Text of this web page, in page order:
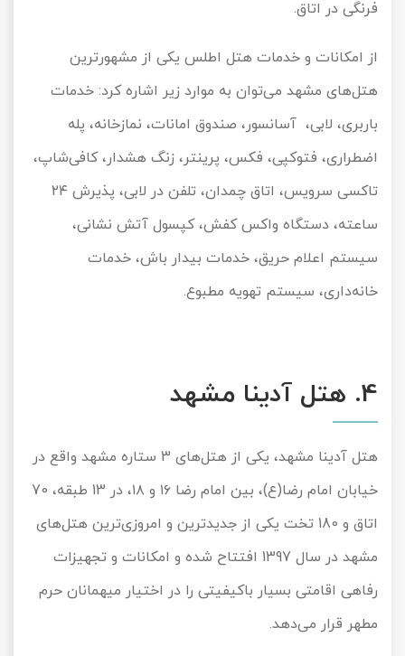
فرنگی در اتاق.
از امکانات و خدمات هتل اطلس یکی از مشهورترین
هتل‌های مشهد می‌توان به موارد زیر اشاره کرد: خدمات
باربری، لابی، آسانسور، صندوق امانات، نمازخانه، پله
اضطراری، فتوکپی، فکس، پرینتر، زنگ هشدار، کافیشاپ،
تاکسی سرویس، اتاق چمدان، تلفن در لابی، پذیرش ۲۴
ساعته، دستگاه واکس کفش، کپسول آتش نشانی،
سیستم اعلام حریق، خدمات بیدار باش، خدمات
خانه‌داری، سیستم تهویه مطبوع.
4. هتل آدینا مشهد
هتل آدینا مشهد، یکی از هتل‌های 3 ستاره مشهد واقع در
خیابان امام رضا(ع)، بین امام رضا ۱۶ و ۱۸، در
13 طبقه، 70
اتاق و 180 تخت یکی از جدیدترین و امروزی‌ترین هتل‌های
مشهد در سال 1397 افتتاح شده و امکانات و تجهیزات
رفاهی اقامتی بسیار باکیفیتی را در اختیار میهمانان حرم
مطهر قرار می‌دهد.